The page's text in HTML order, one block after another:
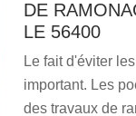
DE
LE 56400
Le fait d'éviter
important. Les
des travaux de